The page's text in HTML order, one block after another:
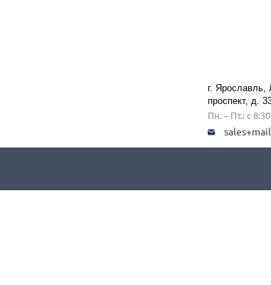
г. Ярославль,
проспект, д.
Пн. – Пт.: с